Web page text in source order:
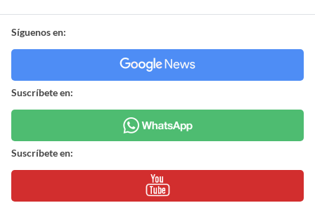
Síguenos en:
Suscríbete en:
Suscríbete en: